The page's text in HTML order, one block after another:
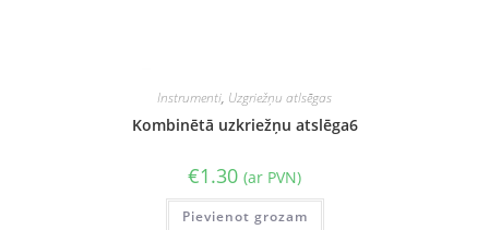
Instrumenti, Uzgriežņu atlsēgas
Kombinētā uzkriežņu atslēga6
€1.30 (ar PVN)
Pievienot grozam